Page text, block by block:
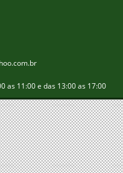
as 11:00 e das 13:00 as 17:00